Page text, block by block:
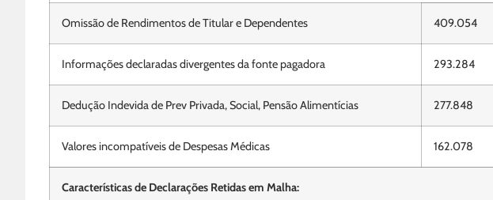
Omissão de Rendimentos de Titular e Dependentes 409.054
Informações declaradas divergentes da fonte pagadora 293.284
Dedução Indevida de Prev Privada, Social, Pensão Alimentícias 277.848
Valores incompatíveis de Despesas Médicas 162.078
Características de Declarações Retidas em Malha: